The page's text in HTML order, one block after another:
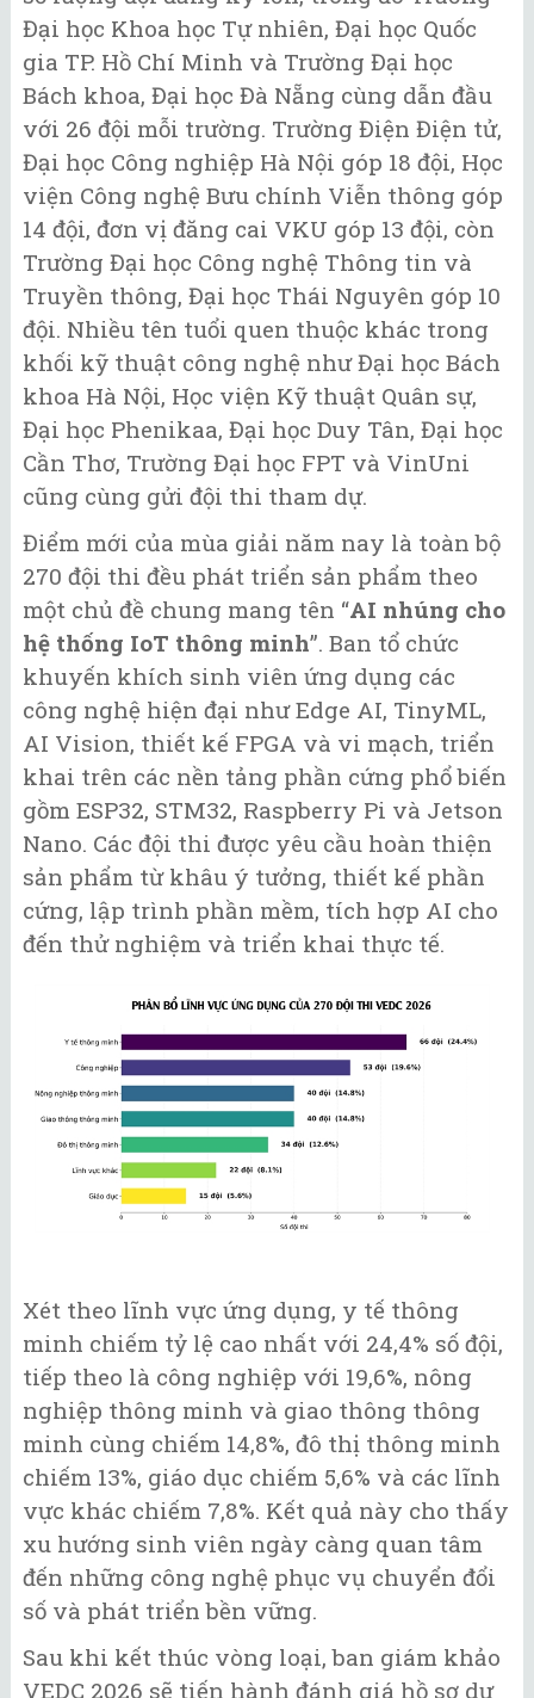
Đại học Khoa học Tự nhiên, Đại học Quốc
gia TP. Hồ Chí Minh và Trường Đại học
Bách khoa, Đại học Đà Nẵng cùng dẫn đầu
với 26 đội mỗi trường. Trường Điện Điện tử,
Đại học Công nghiệp Hà Nội góp 18 đội, Học
viện Công nghệ Bưu chính Viễn thông góp
14 đội, đơn vị đăng cai VKU góp 13 đội, còn
Trường Đại học Công nghệ Thông tin và
Truyền thông, Đại học Thái Nguyên góp 10
đội. Nhiều tên tuổi quen thuộc khác trong
khối kỹ thuật công nghệ như Đại học Bách
khoa Hà Nội, Học viện Kỹ thuật Quân sự,
Đại học Phenikaa, Đại học Duy Tân, Đại học
Cần Thơ, Trường Đại học FPT và VinUni
cũng cùng gửi đội thi tham dự.
Điểm mới của mùa giải năm nay là toàn bộ
270 đội thi đều phát triển sản phẩm theo
một chủ đề chung mang tên “AI nhúng cho
hệ thống IoT thông minh”. Ban tổ chức
khuyến khích sinh viên ứng dụng các
công nghệ hiện đại như Edge AI, TinyML,
AI Vision, thiết kế FPGA và vi mạch, triển
khai trên các nền tảng phần cứng phổ biến
gồm ESP32, STM32, Raspberry Pi và Jetson
Nano. Các đội thi được yêu cầu hoàn thiện
sản phẩm từ khâu ý tưởng, thiết kế phần
cứng, lập trình phần mềm, tích hợp AI cho
đến thử nghiệm và triển khai thực tế.
Xét theo lĩnh vực ứng dụng, y tế thông
minh chiếm tỷ lệ cao nhất với 24,4% số đội,
tiếp theo là công nghiệp với 19,6%, nông
nghiệp thông minh và giao thông thông
minh cùng chiếm 14,8%, đô thị thông minh
chiếm 13%, giáo dục chiếm 5,6% và các lĩnh
vực khác chiếm 7,8%. Kết quả này cho thấy
xu hướng sinh viên ngày càng quan tâm
đến những công nghệ phục vụ chuyển đổi
số và phát triển bền vững.
Sau khi kết thúc vòng loại, ban giám khảo
VEDC 2026 sẽ tiến hành đánh giá hồ sơ dự